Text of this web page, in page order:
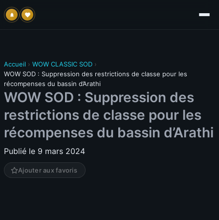
Accueil › WOW CLASSIC SOD ›
WOW SOD : Suppression des restrictions de classe pour les
récompenses du bassin d’Arathi
WOW SOD : Suppression des
restrictions de classe pour les
récompenses du bassin d’Arathi
Publié le 9 mars 2024
Ajouter aux favoris